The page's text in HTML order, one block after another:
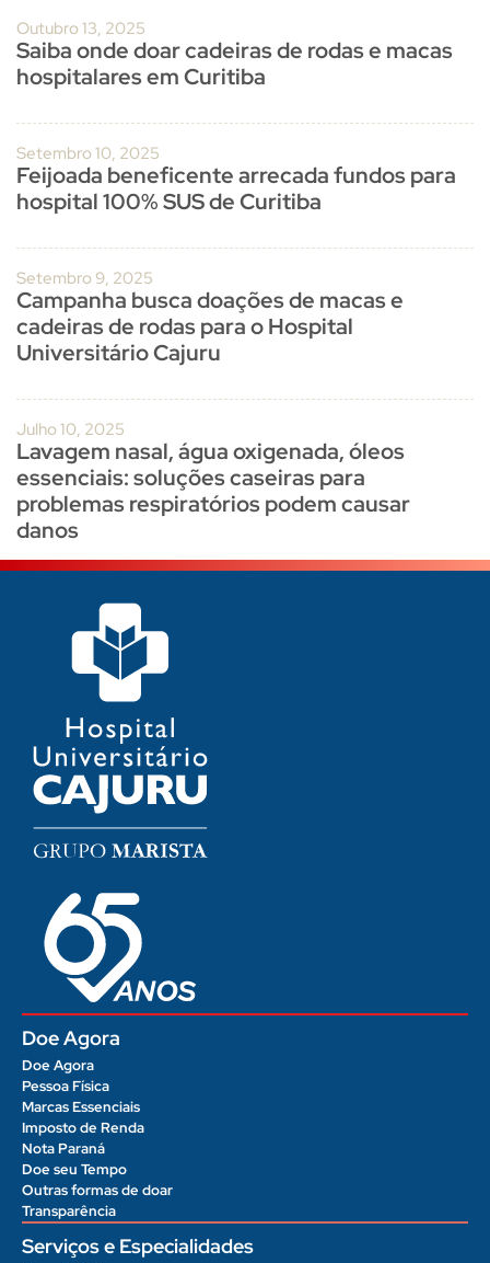
Outubro 13, 2025
Saiba onde doar cadeiras de rodas e macas
hospitalares em Curitiba
Setembro 10, 2025
Feijoada beneficente arrecada fundos para
hospital 100% SUS de Curitiba
Setembro 9, 2025
Campanha busca doações de macas e
cadeiras de rodas para o Hospital
Universitário Cajuru
Julho 10, 2025
Lavagem nasal, água oxigenada, óleos
essenciais: soluções caseiras para
problemas respiratórios podem causar
danos
Doe Agora
Doe Agora
Pessoa Física
Marcas Essenciais
Imposto de Renda
Nota Paraná
Doe seu Tempo
Outras formas de doar
Transparência
Serviços e Especialidades